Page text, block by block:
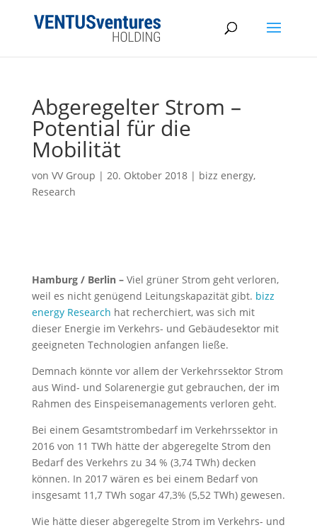
Abgeregelter Strom –
Potential für die
Mobilität
von VV Group | 20. Oktober 2018| bizz energy,
Research
Hamburg / Berlin – Viel grüner Strom geht verloren,
weil es nicht genügend Leitungskapazität gibt. bizz
energy Research hat recherchiert, was sich mit
dieser Energie im Verkehrs- und Gebäudesektor mit
geeigneten Technologien anfangen ließe.
Demnach könnte vor allem der Verkehrssektor Strom
aus Wind- und Solarenergie gut gebrauchen, der im
Rahmen des Einspeisemanagements verloren geht.
Bei einem Gesamtstrombedarf im Verkehrssektor in
2016 von 11 TWh hätte der abgeregelte Strom den
Bedarf des Verkehrs zu 34 % (3,74 TWh) decken
können. In 2017 wären es bei einem Bedarf von
insgesamt 11,7 TWh sogar 47,3% (5,52 TWh) gewesen.
Wie hätte dieser abgeregelte Strom im Verkehrs- und